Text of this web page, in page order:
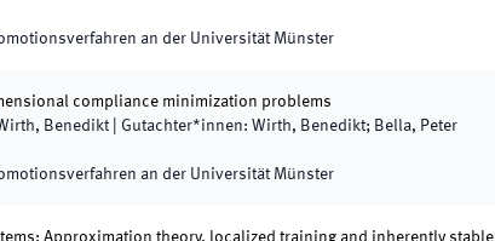
an der Universität Münster
compliance minimization problems
Benedikt Gutachter*innen: Wirth, Benedikt; Bella, Peter
an der Universität Münster
Approximation theory, localized training and inherently stable